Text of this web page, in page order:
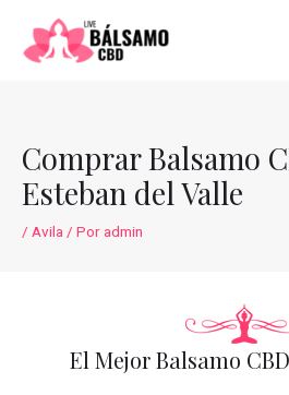
contenido
Comprar Balsamo
Esteban del Valle
/ Avila / Poradmin
El Mejor Balsamo